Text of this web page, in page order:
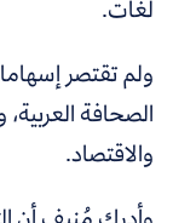
لغات.
ولم تقتصر
الصحافة
والاقتصاد.